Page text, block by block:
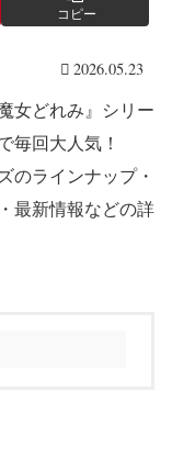
コピー
2026.05.23
女どれみ』シリー
毎回大人気！
のラインナップ・
最新情報などの詳